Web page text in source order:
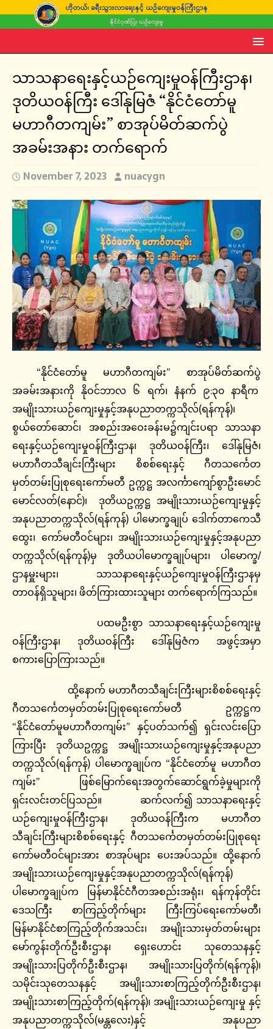
သာသနာရေးနှင့်ယဉ်ကျေးမှုဝန်ကြီးဌာန၊
ဒုတိယဝန်ကြီး ဒေါ်နုမြဇံ “နိုင်ငံတော်မူ
မဟာဂီတကျမ်း” စာအုပ်မိတ်ဆက်ပွဲ
အခမ်းအနား တက်ရောက်
November 7, 2023 nuacygn
“နိုင်ငံတော်မူ မဟာဂီတကျမ်း” စာအုပ်မိတ်ဆက်ပွဲ
အခမ်းအနားကို နိုဝင်ဘာလ ၆ ရက်၊ နံနက် ၉:၃၀ နာရီက
အမျိုးသားယဉ်ကျေးမှုနှင့်အနုပညာတက္ကသိုလ်(ရန်ကုန်)၊
စွယ်တော်ဆောင်၊ အစည်းအဝေးခန်းမ၌ကျင်းပရာ သာသနာ
ရေးနှင့်ယဉ်ကျေးမှုဝန်ကြီးဌာန၊ ဒုတိယဝန်ကြီး၊ ဒေါ်နုမြဇံ၊
မဟာဂီတသီချင်းကြီးများ စိစစ်‌ရေးနှင့် ဂီတသင်္ကေတ
မှတ်တမ်းပြုစုရေးကော်မတီ ဥက္ကဋ္ဌ အလင်္ကာကျော်စွာဦးမောင်
မောင်လတ်(နောင်)၊ ဒုတိယဥက္ကဋ္ဌ အမျိုးသားယဉ်ကျေးမှုနှင့်
အနုပညာတက္ကသိုလ်(ရန်ကုန်) ပါမောက္ခချုပ် ဒေါက်တာကေသီ
ထွေး၊ ကော်မတီဝင်များ၊ အမျိုးသားယဉ်ကျေးမှုနှင့်အနုပညာ
တက္ကသိုလ်(ရန်ကုန်)မှ ဒုတိယပါမောက္ခချုပ်များ၊ ပါမောက္ခ/
ဌာနမှူးများ၊ သာသနာရေးနှင့်ယဉ်ကျေးမှုဝန်ကြီးဌာနမှ
တာဝန်ရှိသူများ၊ ဖိတ်ကြားထားသူများ တက်ရောက်ကြသည်။
ပထမဦးစွာ သာသနာရေးနှင့်ယဉ်ကျေးမှု
ဝန်ကြီးဌာန၊ ဒုတိယဝန်ကြီး ဒေါ်နုမြဇံက အဖွင့်အမှာ
စကားပြောကြားသည်။
ထို့နောက် မဟာဂီတသီချင်းကြီးများစိစစ်‌ရေးနှင့်
ဂီတသင်္ကေတမှတ်တမ်းပြုစုရေးကော်မတီ ဥက္ကဋ္ဌက
“နိုင်ငံတော်မူမဟာဂီတကျမ်း” နှင့်ပတ်သက်၍ ရှင်းလင်းပြော
ကြားပြီး ဒုတိယဥက္ကဋ္ဌ အမျိုးသားယဉ်ကျေးမှုနှင့်အနုပညာ
တက္ကသိုလ်(ရန်ကုန်) ပါမောက္ခချုပ်က “နိုင်ငံတော်မူ မဟာဂီတ
ကျမ်း” ဖြစ်မြောက်ရေးအတွက်ဆောင်ရွက်ခဲ့မှုများကို
ရှင်းလင်းတင်ပြသည်။ ဆက်လက်၍ သာသနာရေးနှင့်
ယဉ်ကျေးမှုဝန်ကြီးဌာန၊ ဒုတိယဝန်ကြီးက မဟာဂီတ
သီချင်းကြီးများစိစစ်‌ရေးနှင့် ဂီတသင်္ကေတမှတ်တမ်းပြုစုရေး
ကော်မတီဝင်များအား စာအုပ်များ ပေးအပ်သည်။ ထို့နောက်
အမျိုးသားယဉ်ကျေးမှုနှင့်အနုပညာတက္ကသိုလ်(ရန်ကုန်)
ပါမောက္ခချုပ်က မြန်မာနိုင်ငံဂီတအစည်းအရုံး၊ ရန်ကုန်တိုင်း
ဒေသကြီး စာကြည့်တိုက်များ ကြီးကြပ်ရေးကော်မတီ၊
မြန်မာနိုင်ငံစာကြည့်တိုက်အသင်း၊ အမျိုးသားမှတ်တမ်းများ
မော်ကွန်းတိုက်ဦးစီးဌာန၊ ရှေးဟောင်း သုတေသနနှင့်
အမျိုးသားပြတိုက်ဦးစီးဌာန၊ အမျိုးသားပြတိုက်(ရန်ကုန်)၊
သမိုင်းသုတေသနနှင့် အမျိုးသားစာကြည့်တိုက်ဦးစီးဌာန၊
အမျိုးသားစာကြည့်တိုက်(ရန်ကုန်)၊ အမျိုးသားယဉ်ကျေးမှု နှင့်
အနုပညာတက္ကသိုလ်(မန္တလေး)နှင့် အနုပညာ